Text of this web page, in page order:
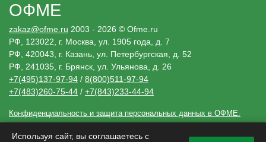
Конфиденциальность и защита персональных данных в ОФМЕ.
Сведения, размещенные ofme.ru, носят исключительно информационный
ОФМЕ
zakaz@ofme.ru 2003 - 2026 © Ofme.ru
РФ, 123022, г. Москва, ул. 1905 года, д. 7
РФ, 420043, г. Казань, ул. Петербургская, д. 52
РФ, 241035, г. Брянск, ул. Ульянова, д. 26
+7(495)137-97-94 / 8(800)511-97-94
+7(483)260-75-44 / +7(843)233-44-94
Используя сайт, вы соглашаетесь с